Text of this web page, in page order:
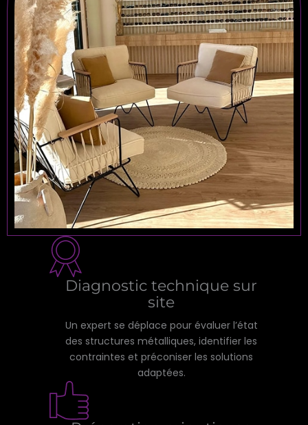
Diagnostic technique sur
site
Un expert se déplace pour évaluer l’état
des structures métalliques, identifier les
contraintes et préconiser les solutions
adaptées.